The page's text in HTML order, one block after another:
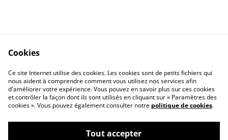
Contact Us
Legal Terms
Privacy Policy
Cookie Policy
Cookies
Ce site Internet utilise des cookies. Les cookies sont de petits fichiers qui
nous aident à comprendre comment vous utilisez nos services afin
d'améliorer votre expérience. Vous pouvez en savoir plus sur ces cookies
et contrôler la façon dont ils sont utilisés en cliquant sur « Paramètres des
cookies ». Vous pouvez également consulter notre politique de cookies.
Tout accepter